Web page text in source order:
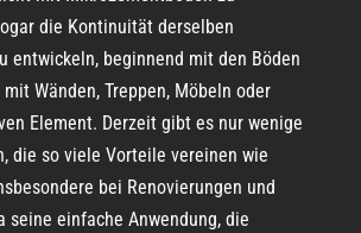
die Kontinuität derselben
entwickeln, beginnend mit den Böden
Wänden, Treppen, Möbeln oder
Element. Derzeit gibt es nur wenige
die so viele Vorteile vereinen wie
bei Renovierungen und
seine einfache Anwendung, die